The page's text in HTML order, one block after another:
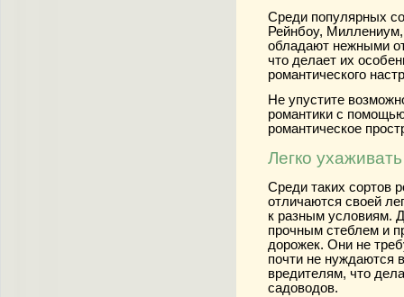
Среди популярных
Рейнбоу,
обладают нежными
что делает их
романтического
Не упустите
романтики с
романтическое
Легко
Среди таких сортов
отличаются своей
к разным условиям.
прочным стеблем и
дорожек. Они не
почти не нуждаются
вредителям, что
садоводов.